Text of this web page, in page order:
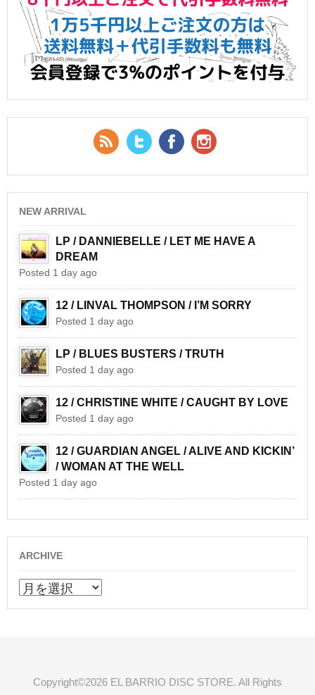
RSS Feed
Twitter Facebook
NEW ARRIVAL
LP / DANNIEBELLE / LET ME HAVE A
DREAM
Posted 1 day ago
12 / LINVAL THOMPSON / I’M SORRY
Posted 1 day ago
LP / BLUES BUSTERS / TRUTH
Posted 1 day ago
12 / CHRISTINE WHITE / CAUGHT BY LOVE
Posted 1 day ago
12 / GUARDIAN ANGEL / ALIVE AND KICKIN’
/ WOMAN AT THE WELL
Posted 1 day ago
ARCHIVE
ARCHIVE
Copyright©2026 EL BARRIO DISC STORE. All Rights